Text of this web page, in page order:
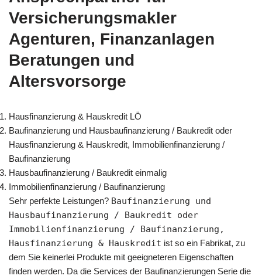
Versicherungsmakler
Agenturen, Finanzanlagen
Beratungen und
Altersvorsorge
Hausfinanzierung & Hauskredit LÖ
Baufinanzierung und Hausbaufinanzierung / Baukredit oder
Hausfinanzierung & Hauskredit, Immobilienfinanzierung /
Baufinanzierung
Hausbaufinanzierung / Baukredit einmalig
Immobilienfinanzierung / Baufinanzierung
Sehr perfekte Leistungen? Baufinanzierung und
Hausbaufinanzierung / Baukredit oder
Immobilienfinanzierung / Baufinanzierung,
Hausfinanzierung & Hauskredit ist so ein Fabrikat, zu
dem Sie keinerlei Produkte mit geeigneteren Eigenschaften
finden werden. Da die Services der Baufinanzierungen Serie die